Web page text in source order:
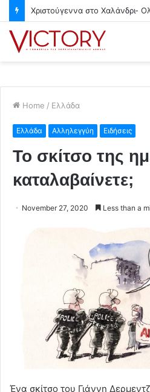
Home / Ελλάδα
Ελλάδα Αλληλεγγύη Ειδήσεις
Το σκίτσο της
καταλαβαίνετε;
November 27, 2020 Less than a
Ένα σκίτσο του Γιάννη